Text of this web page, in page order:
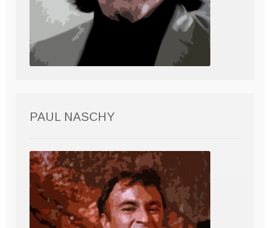
PAUL NASCHY